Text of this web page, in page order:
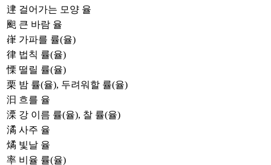
䢖 걸어가는 모양 율
䫻 큰 바람 율
嵂 가파를 률(율)
律 법칙 률(율)
慄 떨릴 률(율)
栗 밤 률(율), 두려워할 률(율)
汩 흐를 율
溧 강 이름 률(율), 찰 률(율)
潏 사주 율
燏 빛날 율
率 비율 률(율)